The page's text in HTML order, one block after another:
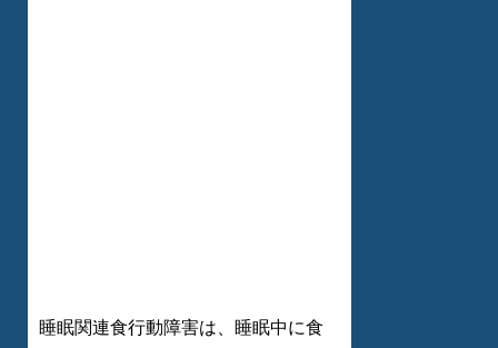
睡眠関連食行動障害は、睡眠中に食